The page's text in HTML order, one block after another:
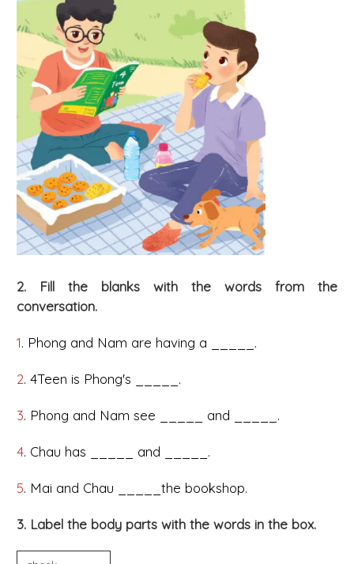
2. Fill the blanks with the words from the
conversation.
1. Phong and Nam are having a _____.
2. 4Teen is Phong's _____.
3. Phong and Nam see _____ and _____.
4. Chau has _____ and _____.
5. Mai and Chau _____the bookshop.
3. Label the body parts with the words in the box.